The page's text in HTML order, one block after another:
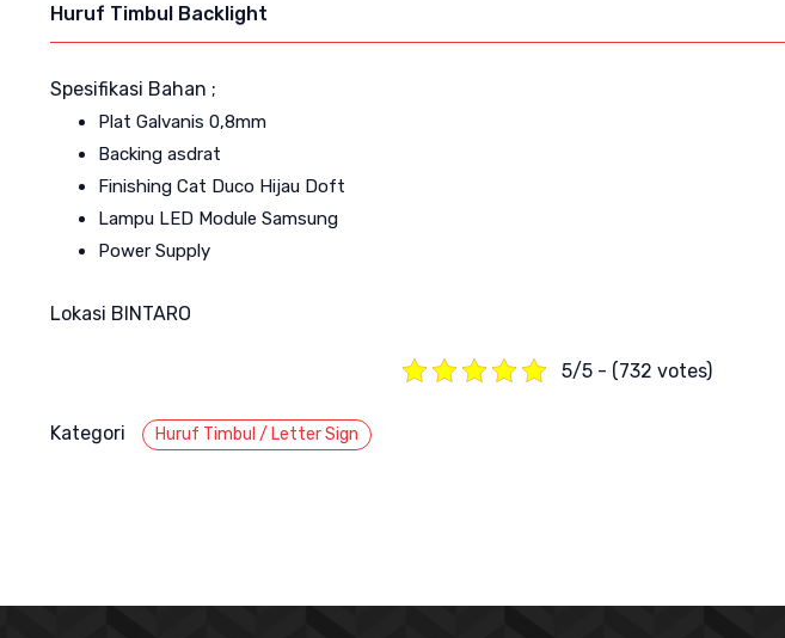
Huruf Timbul Backlight
Spesifikasi Bahan ;
Plat Galvanis 0,8mm
Backing asdrat
Finishing Cat Duco Hijau Doft
Lampu LED Module Samsung
Power Supply
Lokasi BINTARO
5/5 - (732 votes)
Kategori Huruf Timbul / Letter Sign